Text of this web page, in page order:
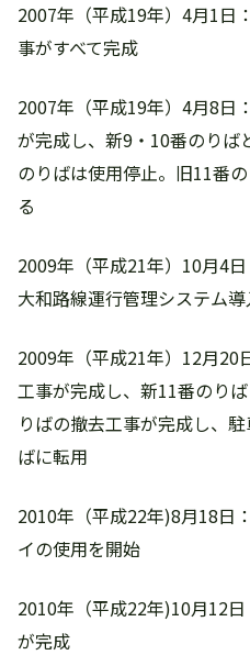
2007年（平成19年）4月1日
事がすべて完成
2007年（平成19年）4月8日
が完成し、新9・10番のりば
のりばは使用停止。旧11番
る
2009年（平成21年）10月4
大和路線運行管理システム導
2009年（平成21年）12月20
工事が完成し、新11番のり
りばの撤去工事が完成し、
ばに転用
2010年（平成22年)8月18日
イの使用を開始
2010年（平成22年)10月12
が完成